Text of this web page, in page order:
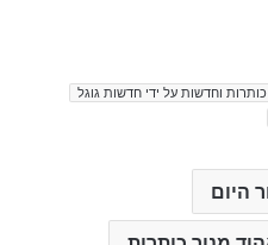
כותרות וחדשות על ידי חדשות גוגל
היום